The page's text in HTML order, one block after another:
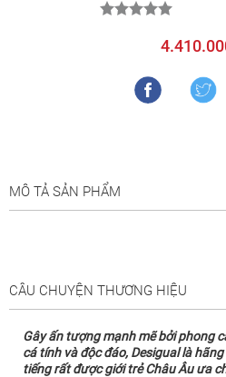
MÔ TẢ SẢN PHẨM
CÂU CHUYỆN THƯƠNG HIỆU
Gây ấn tượng mạnh mẽ bởi phong
cá tính và độc đáo, Desigual là
tiếng rất được giới trẻ Châu Âu ưa